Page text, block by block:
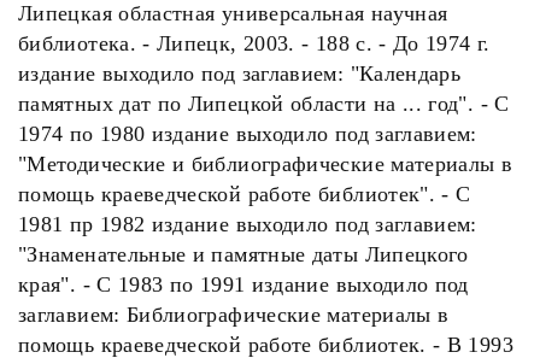
Липецкая областная универсальная научная
библиотека. - Липецк, 2003. - 188 с. - До 1974 г.
издание выходило под заглавием: "Календарь
памятных дат по Липецкой области на ... год". - С
1974 по 1980 издание выходило под заглавием:
"Методические и библиографические материалы в
помощь краеведческой работе библиотек". - С
1981 пр 1982 издание выходило под заглавием:
"Знаменательные и памятные даты Липецкого
края". - С 1983 по 1991 издание выходило под
заглавием: Библиографические материалы в
помощь краеведческой работе библиотек. - В 1993